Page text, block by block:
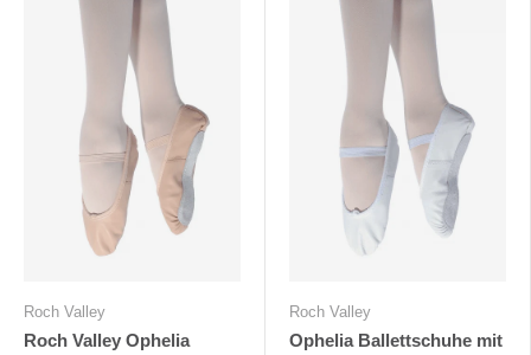
Roch Valley
Roch Valley Ophelia
Roch Valley
Ophelia Ballettschuhe mit